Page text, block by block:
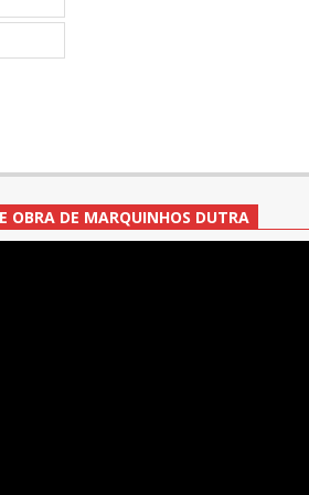
OBRA DE MARQUINHOS DUTRA